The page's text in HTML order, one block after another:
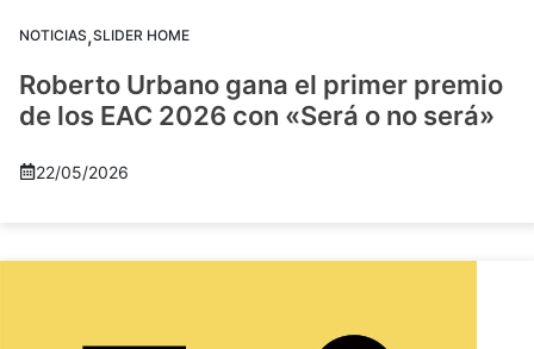
NOTICIAS,SLIDER HOME
Roberto Urbano gana el primer premio
de los EAC 2026 con «Será o no será»
22/05/2026